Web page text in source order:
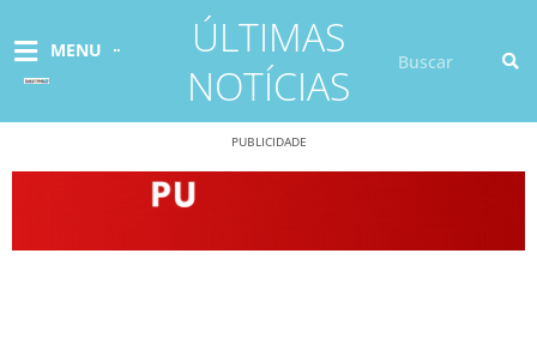
conteúdo
MENU
ÚLTIMAS
NOTÍCIAS
PUBLICIDADE